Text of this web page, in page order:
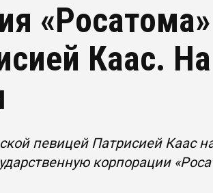
Каас.
певицей Патрисией Каас
корпорации